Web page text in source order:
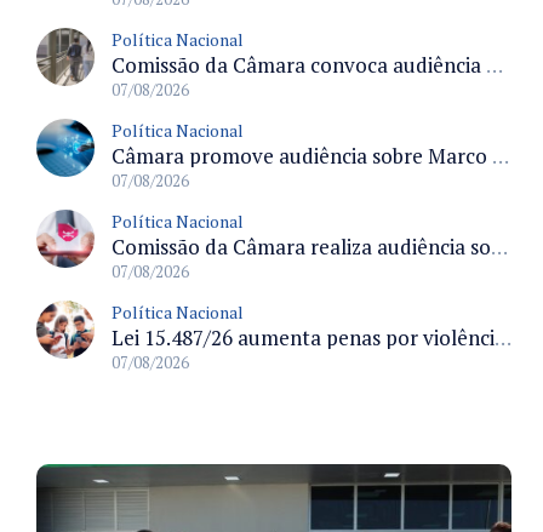
Política Nacional
Comissão da Câmara convoca audiência para discutir misoginia nas escolas e universidades após divulgação de listas misóginas
07/08/2026
Política Nacional
Câmara promove audiência sobre Marco de Fomento à Economia Digital e impactos da inteligência artificial
07/08/2026
Política Nacional
Comissão da Câmara realiza audiência sobre apostas online para medir o tamanho do mercado ilegal
07/08/2026
Política Nacional
Lei 15.487/26 aumenta penas por violência sexual digital contra crianças e adolescentes e autoriza ronda virtual para investigação
07/08/2026